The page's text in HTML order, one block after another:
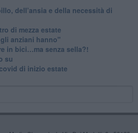
dell’ansia e della necessità di
di mezza estate
anziani hanno"
in bici…ma senza sella?!
su
di inizio estate